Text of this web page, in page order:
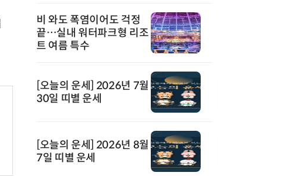
비 와도 폭염이어도 걱정
끝…실내 워터파크형 리조
트 여름 특수
[오늘의 운세] 2026년 7월
30일 띠별 운세
[오늘의 운세] 2026년 8월
7일 띠별 운세